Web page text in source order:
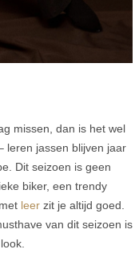
missen, dan is het wel
leren jassen blijven jaar
Dit seizoen is geen
biker, een trendy
leer zit je altijd goed.
van dit seizoen is